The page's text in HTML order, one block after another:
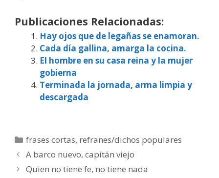
Publicaciones Relacionadas:
Hay ojos que de legañas se enamoran.
Cada día gallina, amarga la cocina.
El hombre en su casa reina y la mujer
gobierna
Terminada la jornada, arma limpia y
descargada
Categorías
frases cortas, refranes/dichos populares
A barco nuevo, capitán viejo
Quien no tiene fe, no tiene nada